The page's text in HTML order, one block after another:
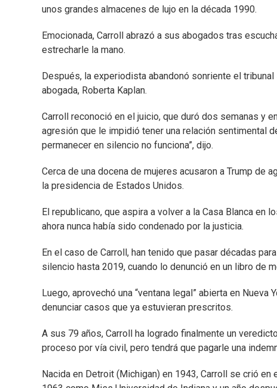
unos grandes almacenes de lujo en la década 1990.
Emocionada, Carroll abrazó a sus abogados tras
estrecharle la mano.
Después, la experiodista abandonó sonriente el
abogada, Roberta Kaplan.
Carroll reconoció en el juicio, que duró dos semanas y
agresión que le impidió tener una relación sentimental
permanecer en silencio no funciona”, dijo.
Cerca de una docena de mujeres acusaron a Trump
la presidencia de Estados Unidos.
El republicano, que aspira a volver a la Casa Blanca
ahora nunca había sido condenado por la justicia.
En el caso de Carroll, han tenido que pasar décadas
silencio hasta 2019, cuando lo denunció en un libro de
Luego, aprovechó una “ventana legal” abierta en
denunciar casos que ya estuvieran prescritos.
A sus 79 años, Carroll ha logrado finalmente un
proceso por vía civil, pero tendrá que pagarle una
Nacida en Detroit (Michigan) en 1943, Carroll se crió